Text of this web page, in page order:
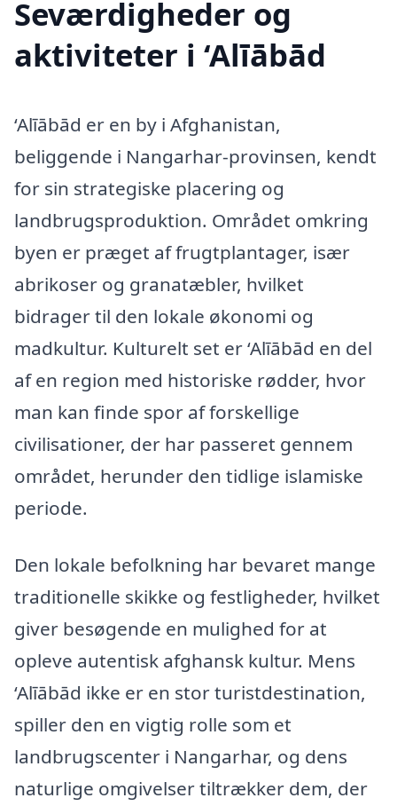
Seværdigheder og
aktiviteter i ‘Alīābād
‘Alīābād er en by i Afghanistan,
beliggende i Nangarhar-provinsen, kendt
for sin strategiske placering og
landbrugsproduktion. Området omkring
byen er præget af frugtplantager, især
abrikoser og granatæbler, hvilket
bidrager til den lokale økonomi og
madkultur. Kulturelt set er ‘Alīābād en del
af en region med historiske rødder, hvor
man kan finde spor af forskellige
civilisationer, der har passeret gennem
området, herunder den tidlige islamiske
periode.
Den lokale befolkning har bevaret mange
traditionelle skikke og festligheder, hvilket
giver besøgende en mulighed for at
opleve autentisk afghansk kultur. Mens
‘Alīābād ikke er en stor turistdestination,
spiller den en vigtig rolle som et
landbrugscenter i Nangarhar, og dens
naturlige omgivelser tiltrækker dem, der